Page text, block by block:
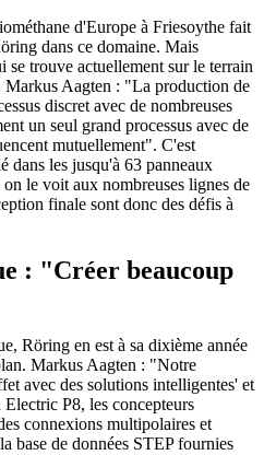
d'Europe à Friesoythe fait
dans ce domaine. Mais
trouve actuellement sur le terrain
Markus Aagten : "La production de
discret avec de nombreuses
un seul grand processus avec de
mutuellement". C'est
dans les jusqu'à 63 panneaux
le voit aux nombreuses lignes de
finale sont donc des défis à
: "Créer beaucoup
Röring en est à sa dixième année
Markus Aagten : "Notre
avec des solutions intelligentes' et
P8, les concepteurs
connexions multipolaires et
base de données STEP fournies